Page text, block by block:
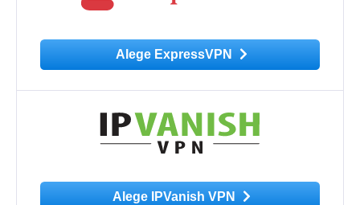
Alege ExpressVPN
Alege IPVanish VPN